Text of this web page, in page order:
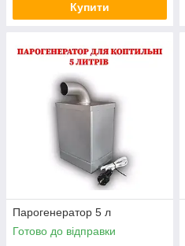
Купити
Парогенератор 5 л
Готово до відправки